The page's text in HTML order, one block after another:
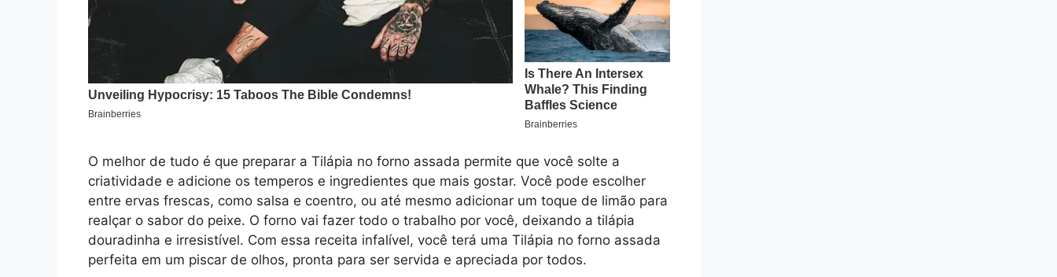
O melhor de tudo é que preparar a Tilápia no forno assada permite que você solte a
criatividade e adicione os temperos e ingredientes que mais gostar. Você pode escolher
entre ervas frescas, como salsa e coentro, ou até mesmo adicionar um toque de limão para
realçar o sabor do peixe. O forno vai fazer todo o trabalho por você, deixando a tilápia
douradinha e irresistível. Com essa receita infalível, você terá uma Tilápia no forno assada
perfeita em um piscar de olhos, pronta para ser servida e apreciada por todos.